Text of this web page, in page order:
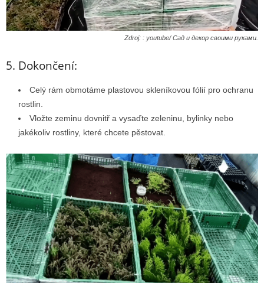
Zdroj: : youtube/ Сад и декор своими руками.
5. Dokončení:
Celý rám obmotáme plastovou skleníkovou fólií pro ochranu
rostlin.
Vložte zeminu dovnitř a vysaďte zeleninu, bylinky nebo
jakékoliv rostliny, které chcete pěstovat.